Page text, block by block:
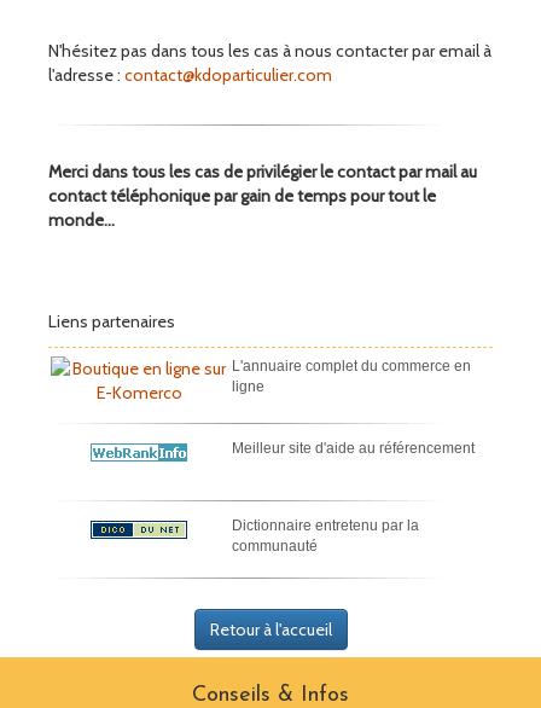
N'hésitez pas dans tous les cas à nous contacter par email à
l'adresse : contact@kdoparticulier.com
Merci dans tous les cas de privilégier le contact par mail au
contact téléphonique par gain de temps pour tout le
monde...
Liens partenaires
L'annuaire complet du commerce en
ligne
Meilleur site d'aide au référencement
Dictionnaire entretenu par la
communauté
Retour à l'accueil
Conseils & Infos